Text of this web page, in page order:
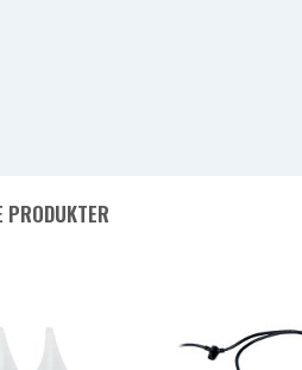
PRODUKTER